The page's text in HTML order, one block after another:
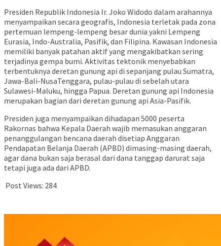
Presiden Republik Indonesia Ir. Joko Widodo dalam arahannya
menyampaikan secara geografis, Indonesia terletak pada zona
pertemuan lempeng-lempeng besar dunia yakni Lempeng
Eurasia, Indo-Australia, Pasifik, dan Filipina. Kawasan Indonesia
memiliki banyak patahan aktif yang mengakibatkan sering
terjadinya gempa bumi. Aktivitas tektonik menyebabkan
terbentuknya deretan gunung api di sepanjang pulau Sumatra,
Jawa-Bali-NusaTenggara, pulau-pulau di sebelah utara
Sulawesi-Maluku, hingga Papua. Deretan gunung api Indonesia
merupakan bagian dari deretan gunung api Asia-Pasifik.
Presiden juga menyampaikan dihadapan 5000 peserta
Rakornas bahwa Kepala Daerah wajib memasukan anggaran
penanggulangan bencana daerah disetiap Anggaran
Pendapatan Belanja Daerah (APBD) dimasing-masing daerah,
agar dana bukan saja berasal dari dana tanggap darurat saja
tetapi juga ada dari APBD.
Post Views: 284